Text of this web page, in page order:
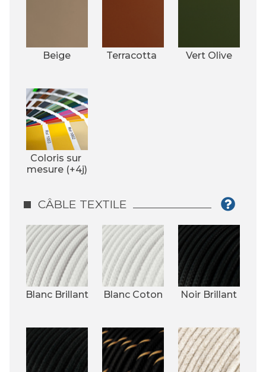
Beige Terracotta Vert Olive
Coloris sur
mesure (+4j)
CÂBLE TEXTILE
Blanc Brillant Blanc Coton Noir Brillant